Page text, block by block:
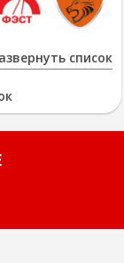
список